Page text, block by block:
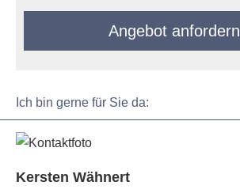
An­ge­bot an­for­dern
Ich bin gerne für Sie da:
Kersten Wähnert